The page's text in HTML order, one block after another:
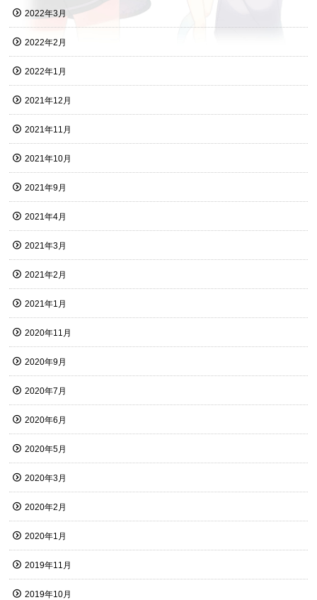
2022年3月
2022年2月
2022年1月
2021年12月
2021年11月
2021年10月
2021年9月
2021年4月
2021年3月
2021年2月
2021年1月
2020年11月
2020年9月
2020年7月
2020年6月
2020年5月
2020年3月
2020年2月
2020年1月
2019年11月
2019年10月